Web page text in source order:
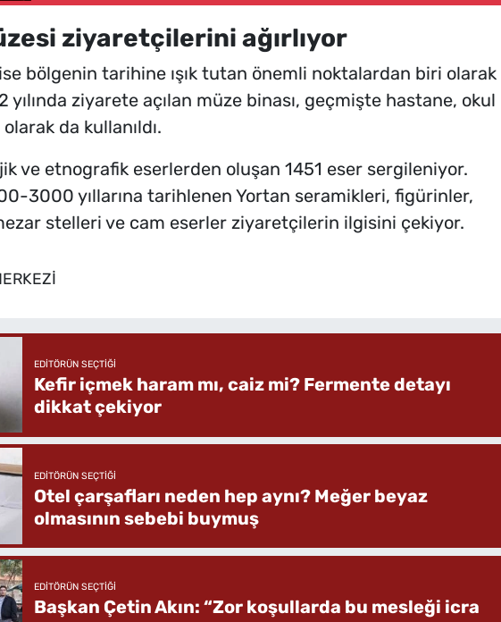
ziyaretçilerini ağırlıyor
bölgenin tarihine ışık tutan önemli noktalardan biri olarak
yılında ziyarete açılan müze binası, geçmişte hastane, okul
da kullanıldı.
ve etnografik eserlerden oluşan 1451 eser sergileniyor.
3000 yıllarına tarihlenen Yortan seramikleri, figürinler,
stelleri ve cam eserler ziyaretçilerin ilgisini çekiyor.
EDITÖRÜN SEÇTIĞI
Kefir içmek haram mı, caiz mi? Fermente detayı
dikkat çekiyor
EDITÖRÜN SEÇTIĞI
Otel çarşafları neden hep aynı? Meğer beyaz
olmasının sebebi buymuş
EDITÖRÜN SEÇTIĞI
Başkan Çetin Akın: “Zor koşullarda bu mesleği icra